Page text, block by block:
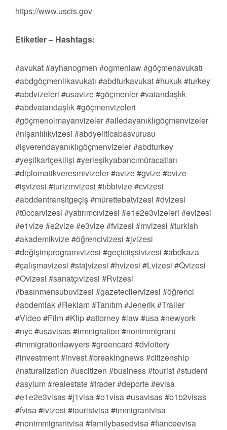
https://www.uscis.gov
Etiketler – Hashtags:
#avukat #ayhanogmen #ogmenlaw #göçmenavukatı
#abdgöçmenlikavukatı #abdturkavukat #hukuk #turkey
#abdvizeleri #usavize #göçmenler #vatandaşlık
#abdvatandaşlık #göçmenvizeleri
#göçmenolmayanvizeler #ailedayanıklıgöçmenvizeler
#nişanlılıkvizesi #abdyeilticabasvurusu
#işverendayanıklıgöçmenvizeler #abdturkey
#yeşilkartçekilişi #yerleşikyabancımüracatları
#diplomatikveresmivizeler #avize #gvize #bvize
#işvizesi #turizmvizesi #tıbbivize #cvizesi
#abddentransitgeçiş #mürettebatvizesi #dvizesi
#tüccarvizesi #yatırımcıvizesi #e1e2e3vizeleri #evizesi
#e1vize #e2vize #e3vize #fvizesi #mvizesi #turkish
#akademikvize #öğrencivizesi #jvizesi
#değişimprogramıvizesi #geçiciişsivizesi #abdkaza
#çalışmavizesi #stajvizesi #hvizesi #Lvizesi #Qvizesi
#Ovizesi #sanatçıvizesi #Rvizesi
#basınmensubuvizesi #gazetecilervizesi #öğrenci
#abdemlak #Reklam #Tanıtım #Jenerik #Trailer
#Video #Film #Klip #attorney #law #usa #newyork
#nyc #usavisas #immigration #nonimmigrant
#immigrationlawyers #greencard #dvlottery
#investment #invest #breakingnews #citizenship
#naturalization #uscitizen #business #tourist #student
#asylum #realestate #trader #deporte #evisa
#e1e2e3visas #j1visa #o1visa #usavisas #b1b2visas
#fvisa #ivizesi #touristvisa #immigrantvisa
#nonimmigrantvisa #familybasedvisa #fianceevisa